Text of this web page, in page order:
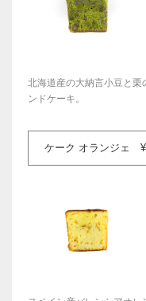
北海道産の大納言小豆と
ンドケーキ。
ケーク オランジェ